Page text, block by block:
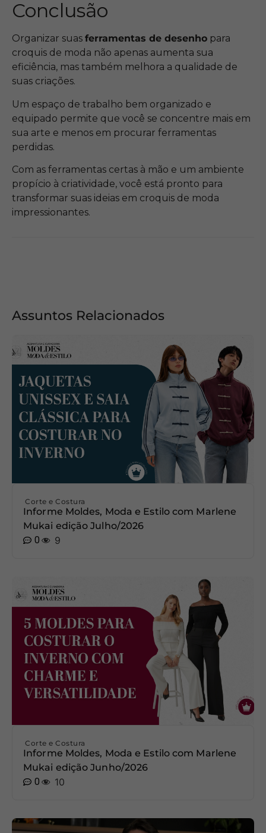
Conclusão
Organizar suas ferramentas de desenho para
croquis de moda não apenas aumenta sua
eficiência, mas também melhora a qualidade de
suas criações.
Um espaço de trabalho bem organizado e
equipado permite que você se concentre mais em
sua arte e menos em procurar ferramentas
perdidas.
Com as ferramentas certas à mão e um ambiente
propício à criatividade, você está pronto para
transformar suas ideias em croquis de moda
impressionantes.
Assuntos Relacionados
Corte e Costura
Informe Moldes, Moda e Estilo com Marlene
Mukai edição Julho/2026
0
9
Corte e Costura
Informe Moldes, Moda e Estilo com Marlene
Mukai edição Junho/2026
0
10